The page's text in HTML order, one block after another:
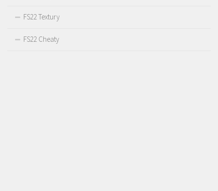
FS22 Textury
FS22 Cheaty